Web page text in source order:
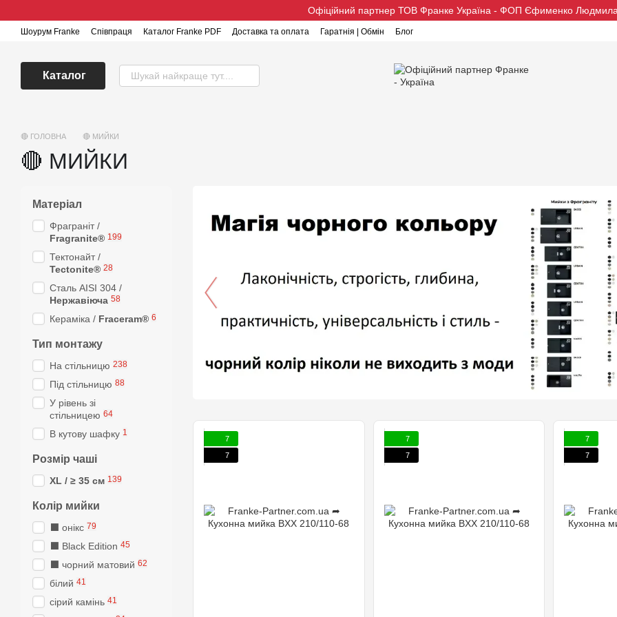
Офіційний партнер ТОВ Франке Україна - ФОП Єфименко
Шоурум Franke Співпраця Каталог Franke PDF Доставка та оплата Гаратнія | Обмін Блог
Каталог
🔴 ГОЛОВНА 🔴 МИЙКИ
🔴 МИЙКИ
7
7
7
7
7
7
Матеріал
Фраграніт /
Fragranite® 199
Тектонайт /
Tectonite® 28
Cталь AISI 304 /
Нержавіюча 58
Кераміка / Fraceram® 6
Тип монтажу
На стільницю 238
Під стільницю 88
У рівень зі
стільницею 64
В кутову шафку 1
Розмір чаші
XL / ≥ 35 см 139
Колір мийки
⬛ онікс 79
⬛️ Black Edition 45
⬛ чорний матовий 62
білий 41
сірий камінь 41